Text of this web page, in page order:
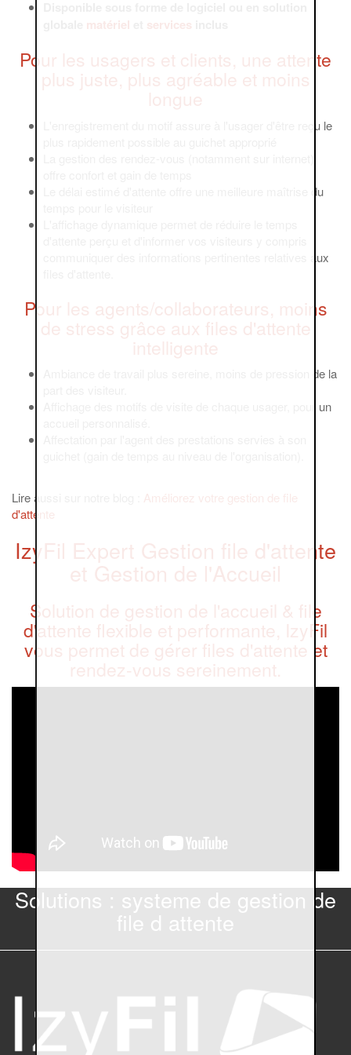
matériel services
Pour les usagers et clients, une attente
plus juste, plus agréable et moins
longue
L'enregistrement du motif assure à l'usager d'être reçu le
Le délai estimé d'attente offre une meilleure maîtrise du
communiquer des informations pertinentes relatives aux
Pour les agents/collaborateurs, moins
de stress grâce aux files d'attente
intelligente
Ambiance de travail plus sereine, moins de pression de la
Affichage des motifs de visite de chaque usager, pour un
Lire aussi sur notre blog : Améliorez votre gestion de file
d'attente
IzyFil Expert Gestion file d'attente
et Gestion de l'Accueil
Solution de gestion de l'accueil & file
d'attente flexible et performante, IzyFil
vous permet de gérer files d'attente et
rendez-vous sereinement.
Solutions : systeme de gestion de
file d attente